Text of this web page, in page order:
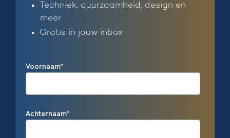
Techniek, duurzaamheid, design en
meer
Gratis in jouw inbox
Voornaam*
Achternaam*